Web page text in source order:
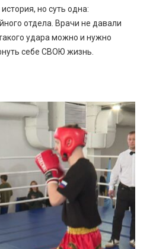
но суть одна:
отдела. Врачи не давали
удара можно и нужно
себе СВОЮ жизнь.